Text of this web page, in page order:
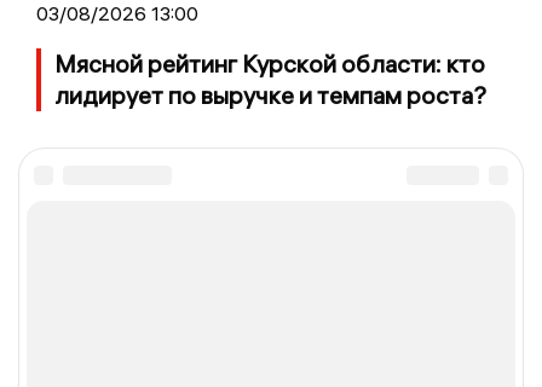
03/08/2026 13:00
Мясной рейтинг Курской области: кто
лидирует по выручке и темпам роста?